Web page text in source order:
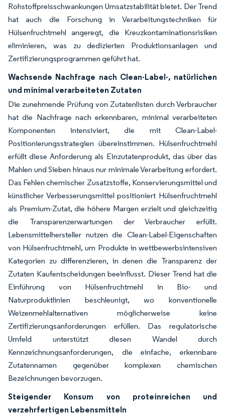
Rohstoffpreisschwankungen Umsatzstabilität bietet. Der Trend
hat auch die Forschung in Verarbeitungstechniken für
Hülsenfruchtmehl angeregt, die Kreuzkontaminationsrisiken
eliminieren, was zu dedizierten Produktionsanlagen und
Zertifizierungsprogrammen geführt hat.
Wachsende Nachfrage nach Clean-Label-, natürlichen
und minimal verarbeiteten Zutaten
Die zunehmende Prüfung von Zutatenlisten durch Verbraucher
hat die Nachfrage nach erkennbaren, minimal verarbeiteten
Komponenten intensiviert, die mit Clean-Label-
Positionierungsstrategien übereinstimmen. Hülsenfruchtmehl
erfüllt diese Anforderung als Einzutatenprodukt, das über das
Mahlen und Sieben hinaus nur minimale Verarbeitung erfordert.
Das Fehlen chemischer Zusatzstoffe, Konservierungsmittel und
künstlicher Verbesserungsmittel positioniert Hülsenfruchtmehl
als Premium-Zutat, die höhere Margen erzielt und gleichzeitig
die Transparenzerwartungen der Verbraucher erfüllt.
Lebensmittelhersteller nutzen die Clean-Label-Eigenschaften
von Hülsenfruchtmehl, um Produkte in wettbewerbsintensiven
Kategorien zu differenzieren, in denen die Transparenz der
Zutaten Kaufentscheidungen beeinflusst. Dieser Trend hat die
Einführung von Hülsenfruchtmehl in Bio- und
Naturproduktlinien beschleunigt, wo konventionelle
Weizenmehlalternativen möglicherweise keine
Zertifizierungsanforderungen erfüllen. Das regulatorische
Umfeld unterstützt diesen Wandel durch
Kennzeichnungsanforderungen, die einfache, erkennbare
Zutatennamen gegenüber komplexen chemischen
Bezeichnungen bevorzugen.
Steigender Konsum von proteinreichen und
verzehrfertigen Lebensmitteln